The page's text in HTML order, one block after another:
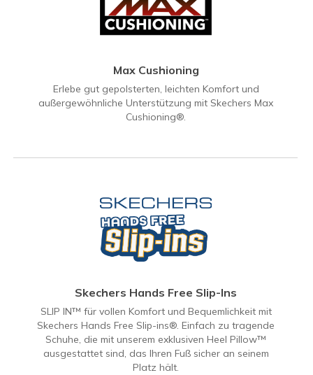
Max Cushioning
Erlebe gut gepolsterten, leichten Komfort und
außergewöhnliche Unterstützung mit Skechers Max
Cushioning®.
Skechers Hands Free Slip-Ins
SLIP IN™ für vollen Komfort und Bequemlichkeit mit
Skechers Hands Free Slip-ins®. Einfach zu tragende
Schuhe, die mit unserem exklusiven Heel Pillow™
ausgestattet sind, das Ihren Fuß sicher an seinem
Platz hält.